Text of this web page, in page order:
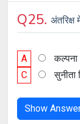
Q25. अंतरिक्ष
A कल्पना
C
सुनीता
Show